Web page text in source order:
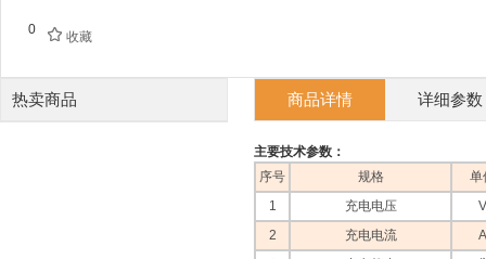
0  收藏
热卖商品 商品详情 详细参数
主要技术参数：
序号
规格
单
1
充电电压
V
2
充电电流
A